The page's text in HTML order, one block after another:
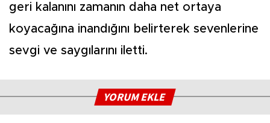
geri kalanını zamanın daha net ortaya
koyacağına inandığını belirterek sevenlerine
sevgi ve saygılarını iletti.
YORUM EKLE